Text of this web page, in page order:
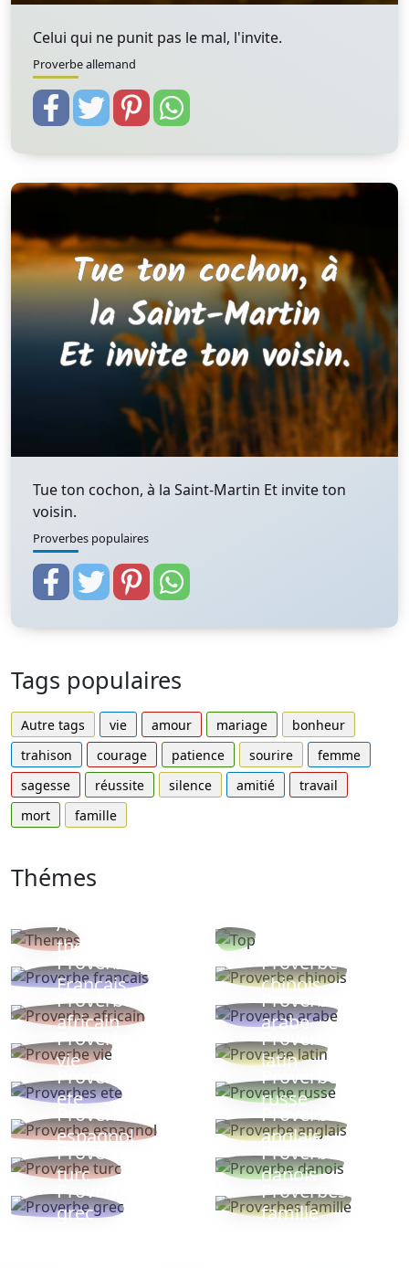
Celui qui ne punit pas le mal, l'invite.
Proverbe allemand
Tue ton cochon, à la Saint-Martin Et invite ton
voisin.
Proverbes populaires
Tags populaires
Autre tags vie amour mariage
bonheur
trahison
courage patience sourire
femme
sagesse
réussite silence amitié
travail
mort
famille
Thémes
Autres
thèmes
Proverbe
Français
Proverbe
chinois
Proverbe
africain
Proverbe
arabe
Proverbe
vie
Proverbe
latin
Proverbes
ete
Proverbe
russe
Proverbe
espagnol
Proverbe
anglais
Proverbe
turc
Proverbe
danois
Proverbe
grec
Proverbes
famille